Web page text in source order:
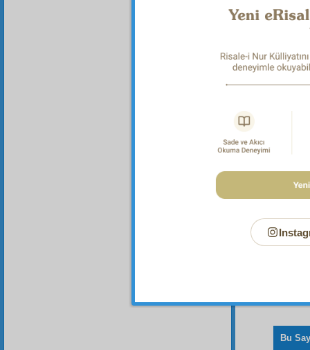
Dipnot-1
bütün
Onun
Bu